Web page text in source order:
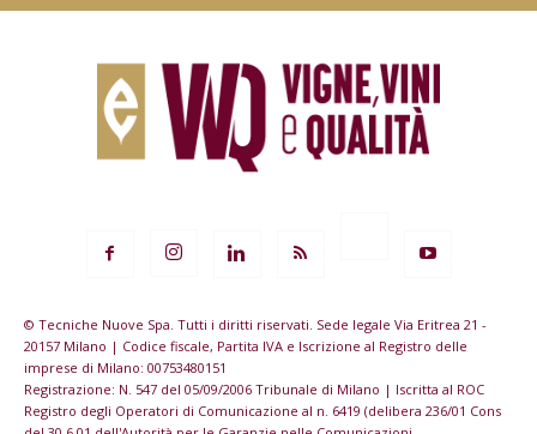
© Tecniche Nuove Spa. Tutti i diritti riservati. Sede legale Via Eritrea 21 -
20157 Milano | Codice fiscale, Partita IVA e Iscrizione al Registro delle
imprese di Milano: 00753480151
Registrazione: N. 547 del 05/09/2006 Tribunale di Milano | Iscritta al ROC
Registro degli Operatori di Comunicazione al n. 6419 (delibera 236/01 Cons